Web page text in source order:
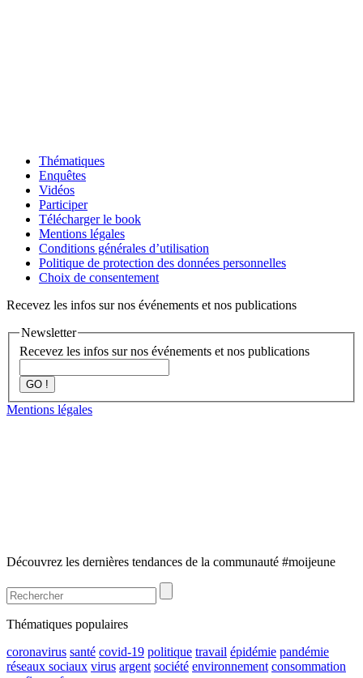
Thématiques
Enquêtes
Vidéos
Participer
Télécharger le book
Mentions légales
Conditions générales d’utilisation
Politique de protection des données personnelles
Choix de consentement
Recevez les infos sur nos événements et nos publications
Newsletter
Recevez les infos sur nos événements et nos publications
GO !
Mentions légales
Découvrez les dernières tendances de la communauté #moijeune
Thématiques populaires
coronavirus santé covid-19 politique travail épidémie pandémie
réseaux sociaux virus argent société environnement consommation